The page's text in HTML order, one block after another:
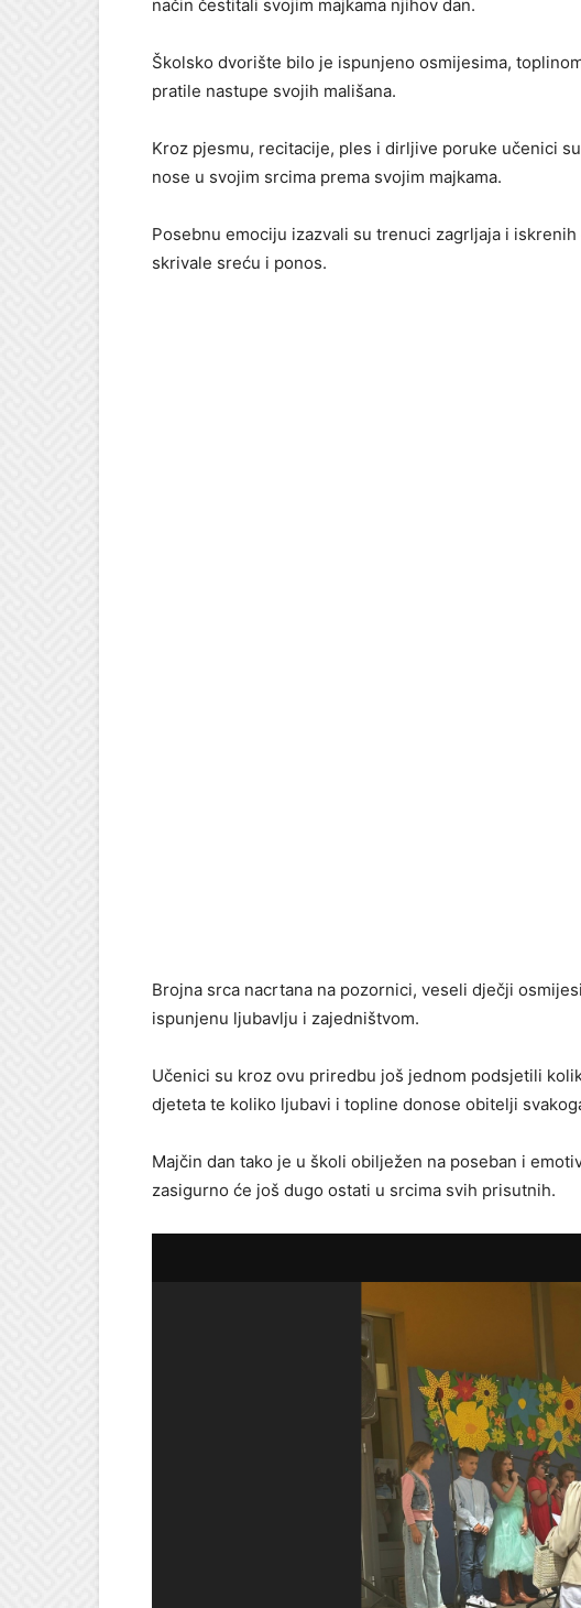
način čestitali svojim majkama njihov dan.
Školsko dvorište bilo je ispunjeno osmijesima,
pratile nastupe svojih mališana.
Kroz pjesmu, recitacije, ples i dirljive poruke učenici
nose u svojim srcima prema svojim majkama.
Posebnu emociju izazvali su trenuci zagrljaja i
skrivale sreću i ponos.
Brojna srca nacrtana na pozornici, veseli dječji
ispunjenu ljubavlju i zajedništvom.
Učenici su kroz ovu priredbu još jednom podsjetili
djeteta te koliko ljubavi i topline donose obitelji
Majčin dan tako je u školi obilježen na poseban i
zasigurno će još dugo ostati u srcima svih prisutnih.